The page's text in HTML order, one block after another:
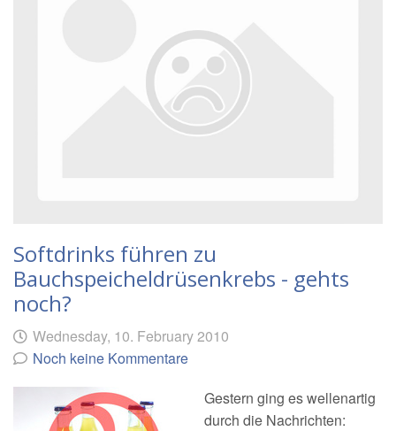
Softdrinks führen zu
Bauchspeicheldrüsenkrebs - gehts
noch?
Geschrieben
von
am Wednesday, 10. February 2010
Noch keine Kommentare
Gestern ging es wellenartig
durch die Nachrichten: